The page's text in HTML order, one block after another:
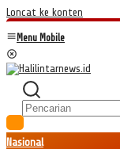
Loncat ke konten
Menu Mobile
Nasional